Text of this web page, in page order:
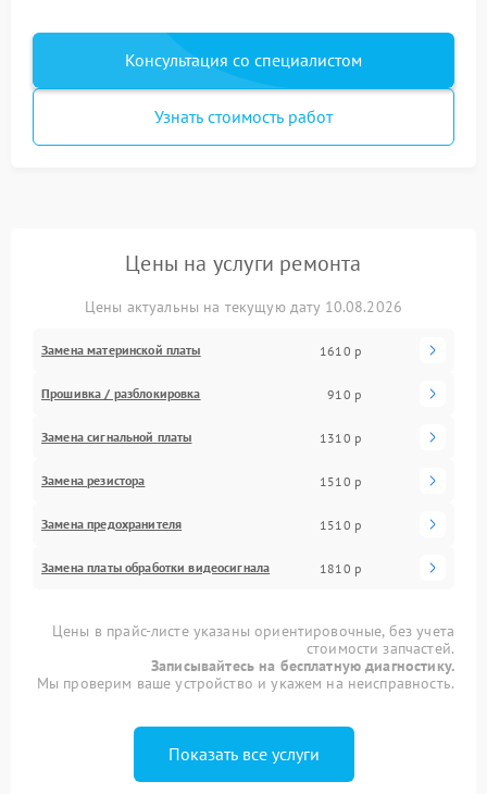
Консультация со специалистом
Узнать стоимость работ
Цены на услуги ремонта
Цены актуальны на текущую дату 10.08.2026
Замена материнской платы 1610 р
Прошивка / разблокировка 910 р
Замена сигнальной платы 1310 р
Замена резистора 1510 р
Замена предохранителя 1510 р
Замена платы обработки видеосигнала 1810 р
Цены в прайс-листе указаны ориентировочные, без учета
стоимости запчастей.
Записывайтесь на бесплатную диагностику.
Мы проверим ваше устройство и укажем на неисправность.
Показать все услуги